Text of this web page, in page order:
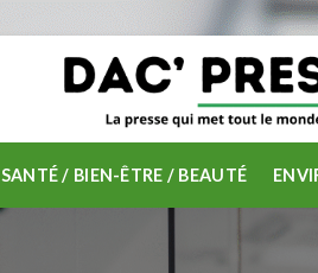
SANTÉ / BIEN-ÊTRE / BEAUTÉ